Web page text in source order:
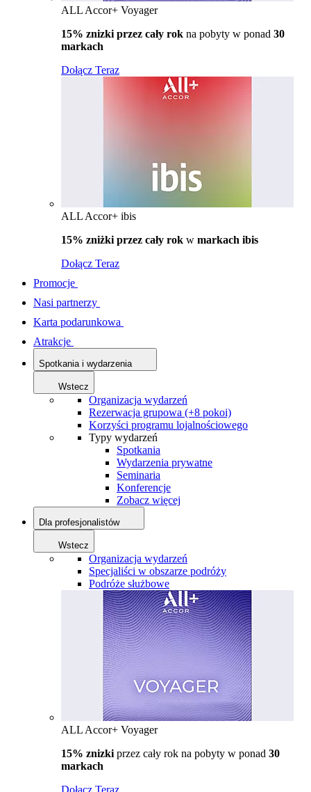
ALL Accor+ Voyager
15% znizki przez cały rok na pobyty w ponad 30
markach
Dołącz Teraz
ALL Accor+ ibis
15% zniżki przez cały rok w markach ibis
Dołącz Teraz
Promocje
Nasi partnerzy
Karta podarunkowa
Atrakcje
Spotkania i wydarzenia
Wstecz
Organizacja wydarzeń
Rezerwacja grupowa (+8 pokoi)
Korzyści programu lojalnościowego
Typy wydarzeń
Spotkania
Wydarzenia prywatne
Seminaria
Konferencje
Zobacz więcej
Dla profesjonalistów
Wstecz
Organizacja wydarzeń
Specjaliści w obszarze podróży
Podróże służbowe
ALL Accor+ Voyager
15% znizki przez cały rok na pobyty w ponad 30
markach
Dołącz Teraz